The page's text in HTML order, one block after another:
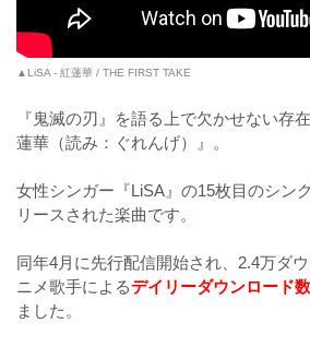
▲LiSA - 紅蓮華 / THE FIRST TAKE
『鬼滅の刃』を語る上で欠かせない存
蓮華（読み：ぐれんげ）』。
女性シンガー『LiSA』の15枚目のシン
リースされた楽曲です。
同年4月に先行配信開始され、2.4万ダ
ニメ歌手によるデイリーダウンロード
ました。